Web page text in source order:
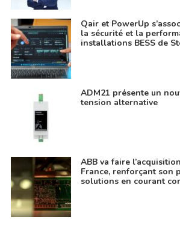
Qair et PowerUp
la sécurité et la
installations BESS de
ADM21 présente un
tension alternative
ABB va faire
France, renforçant son
solutions en courant